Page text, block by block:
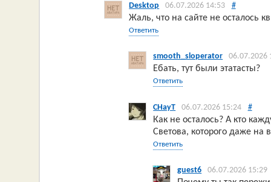
Desktop 06.07.2026 14:53 #
Жаль, что на сайте не осталось
Ответить
smooth_sloperator 06.07.2026
Ебать, тут были этатасты?
Ответить
CHayT 06.07.2026 15:24 #
Как не осталось? А кто
Светова, которого даже на
Ответить
guest6 06.07.2026 15:29